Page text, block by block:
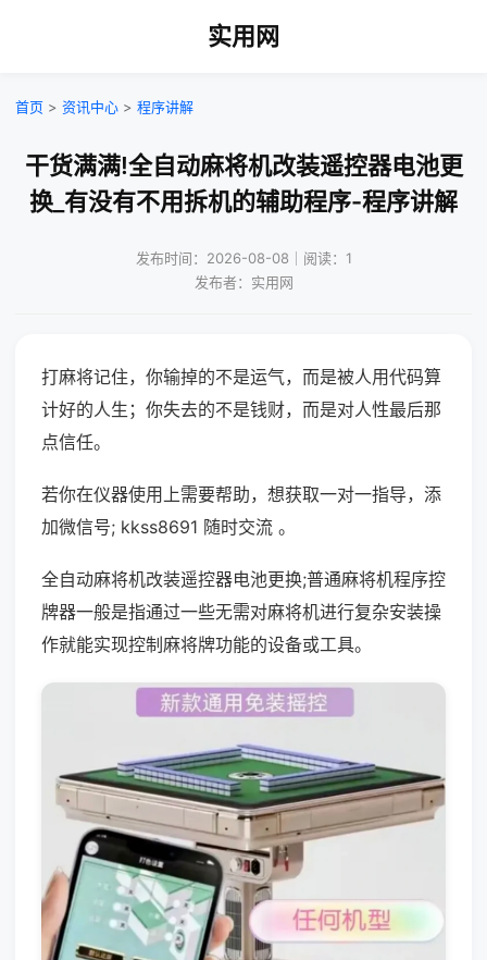
实用网
首页 > 资讯中心 > 程序讲解
干货满满!全自动麻将机改装遥控器电池更
换_有没有不用拆机的辅助程序-程序讲解
发布时间：2026-08-08｜阅读：1
发布者：实用网
打麻将记住，你输掉的不是运气，而是被人用代码算
计好的人生；你失去的不是钱财，而是对人性最后那
点信任。
若你在仪器使用上需要帮助，想获取一对一指导，添
加微信号; kkss8691 随时交流 。
全自动麻将机改装遥控器电池更换;普通麻将机程序控
牌器一般是指通过一些无需对麻将机进行复杂安装操
作就能实现控制麻将牌功能的设备或工具。